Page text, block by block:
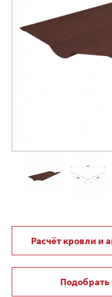
Расчёт кровли и
Подобрать